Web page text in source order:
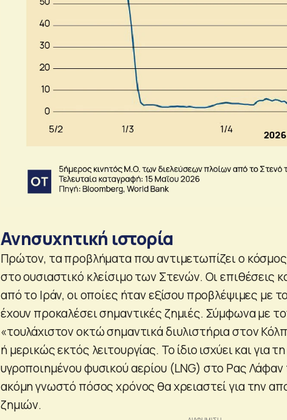
Ανησυχητική ιστορία
Πρώτον, τα προβλήματα που αντιμετωπίζει ο
στο ουσιαστικό κλείσιμο των Στενών. Οι επιθέσεις
από το Ιράν, οι οποίες ήταν εξίσου προβλέψιμες με το
έχουν προκαλέσει σημαντικές ζημιές. Σύμφωνα με
«τουλάχιστον οκτώ σημαντικά διυλιστήρια στον
ή μερικώς εκτός λειτουργίας. Το ίδιο ισχύει και για
υγροποιημένου φυσικού αερίου (LNG) στο Ρας Λάφαν
ακόμη γνωστό πόσος χρόνος θα χρειαστεί για την
ζημιών.